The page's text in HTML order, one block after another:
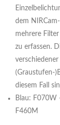
dem
mehrere
zu erfassen.
(Graustufen-
diesem Fall
Blau: F070W
F460M